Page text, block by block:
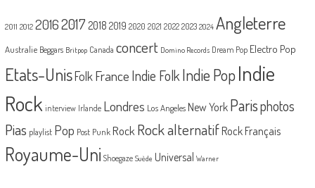
2011 2012 20162017 2018 2019 2020 2021 2022 2023 2024 Angleterre
Australie Beggars Britpop Canada concert Domino Records Dream Pop Electro Pop
Etats-UnisFolk France Indie FolkIndie PopIndie
Rock interview Irlande Londres Los Angeles New York Parisphotos
Pias playlist Pop Post Punk Rock Rock alternatif Rock Français
Royaume-Uni Shoegaze Suède Universal Warner